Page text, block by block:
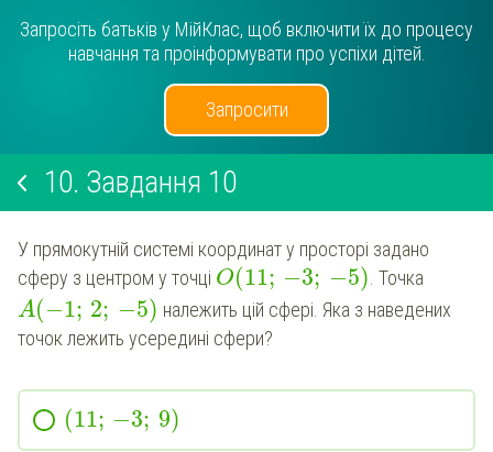
Запросіть батьків у МійКлас, щоб включити їх до процесу
навчання та проінформувати про успіхи дітей.
Запросити
10. Завдання 10
У прямокутній системі координат у просторі задано
сферу з центром у точці O(11; −3; −5) . Точка
A(−1; 2; −5) належить цій сфері. Яка з наведених
точок лежить усередині сфери?
(11; −3; 9)